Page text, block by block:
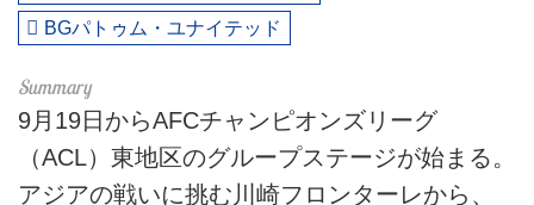
BGパトゥム・ユナイテッド
9月19日からAFCチャンピオンズリーグ
（ACL）東地区のグループステージが始まる。
アジアの戦いに挑む川崎フロンターレから、